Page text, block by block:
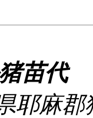
苗代
耶麻